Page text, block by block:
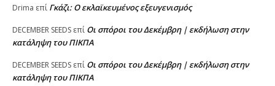
Drima επί Γκάζι: Ο εκλαϊκευμένος εξευγενισμός
DECEMBER SEEDS επί Οι σπόροι του Δεκέμβρη | εκδήλωση στην
κατάληψη του ΠΙΚΠΑ
DECEMBER SEEDS επί Οι σπόροι του Δεκέμβρη | εκδήλωση στην
κατάληψη του ΠΙΚΠΑ